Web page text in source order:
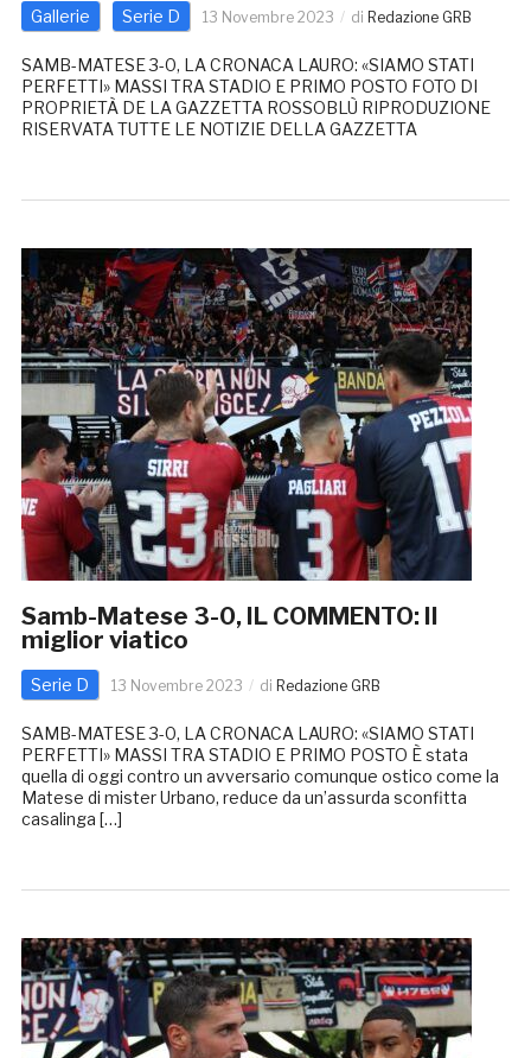
Gallerie Serie D 13 Novembre 2023 di Redazione GRB
SAMB-MATESE 3-0, LA CRONACA LAURO: «SIAMO STATI
PERFETTI» MASSI TRA STADIO E PRIMO POSTO FOTO DI
PROPRIETÀ DE LA GAZZETTA ROSSOBLÙ RIPRODUZIONE
RISERVATA TUTTE LE NOTIZIE DELLA GAZZETTA
Samb-Matese 3-0, IL COMMENTO: Il
miglior viatico
Serie D 13 Novembre 2023 di Redazione GRB
SAMB-MATESE 3-0, LA CRONACA LAURO: «SIAMO STATI
PERFETTI» MASSI TRA STADIO E PRIMO POSTO È stata
quella di oggi contro un avversario comunque ostico come la
Matese di mister Urbano, reduce da un’assurda sconfitta
casalinga […]